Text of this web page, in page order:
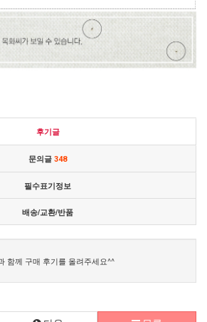
후기글
문의글 348
필수표기정보
배송/교환/반품
함께 구매 후기를 올려주세요^^